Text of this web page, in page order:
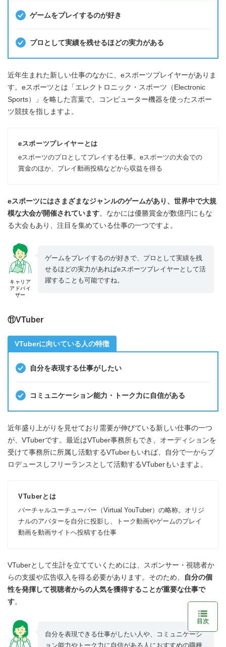
ゲームをプレイするのが好き
プロとして実績を残せるほどの実力がある
近年生まれた新しい仕事のなかに、eスポーツプレイヤーがありま
す。eスポーツとは「エレクトロニック・スポーツ（Electronic
Sports）」を略した言葉で、コンピューター機器を使ったスポー
ツ競技を指しますよ。
eスポーツプレイヤーとは
eスポーツのプロとしてプレイする仕事。eスポーツの大会での
賞金のほか、プレイ動画投稿などから収益を得る
eスポーツにはさまざまなジャンルのゲームがあり、世界中で大規
模な大会が開催されています。なかには優勝賞金が数億円にもな
る大会もあり、注目を集めている仕事の一つですよ。
キャリア
アドバイ
ザー
ゲームをプレイするのが好きで、プロとして実績を残
せるほどの実力があればeスポーツプレイヤーとして活
躍することも可能ですね。
⑪VTuber
VTuberに向いている人の特徴
自分を表現する仕事がしたい
コミュニケーション能力・トーク力に自信がある
近年盛り上がりを見せており需要が伸びている新しい仕事の一つ
が、VTuberです。最近はVTuber事務所もでき、オーディションを
受けて事務所に所属し活動するVTuberもいれば、自分で一からプ
ロデュースしフリーランスとして活動するVTuberもいますよ。
VTuberとは
バーチャルユーチューバー（Virtual YouTuber）の略称。オリジ
ナルのアバターを自分に投影し、トーク動画やゲームのプレイ
動画を動画サイトへ投稿する仕事
VTuberとして生計を立てていくためには、スポンサー・視聴者か
らの支援や広告収入を得る必要があります。そのため、
自分の個
性を発揮して視聴者からの人気を獲得することが重要な仕事で
す。
自分を表現できる仕事がしたい人や、コミュニケーシ
ョン能力やトーク力に自信がある人におすすめの職種
目次